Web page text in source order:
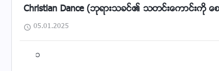
Christian Dance (ဘုရားသခင္၏ သတင္းေကာင္းကို ေစ
05.01.2025
၁